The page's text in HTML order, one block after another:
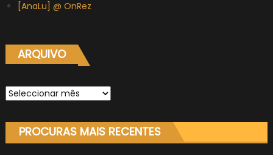
[AnaLu] @ OnRez
ARQUIVO
Arquivo
PROCURAS MAIS RECENTES